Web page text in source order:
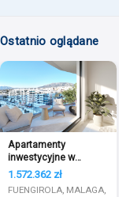
Ostatnio oglądane
Apartamenty
inwestycyjne w
ciekawej lokalizacji
1.572.362 zł
FUENGIROLA, MALAGA,